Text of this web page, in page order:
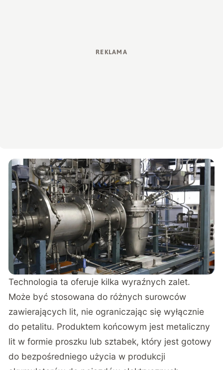
Technologia ta oferuje kilka wyraźnych zalet.
Może być stosowana do różnych surowców
zawierających lit, nie ograniczając się wyłącznie
do petalitu. Produktem końcowym jest metaliczny
lit w formie proszku lub sztabek, który jest gotowy
do bezpośredniego użycia w produkcji